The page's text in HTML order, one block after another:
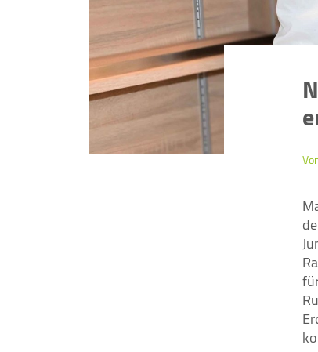
Cookie Consent
cookie_consent
Managen von Consent-
anonym. Diese Informationen helfen uns zu